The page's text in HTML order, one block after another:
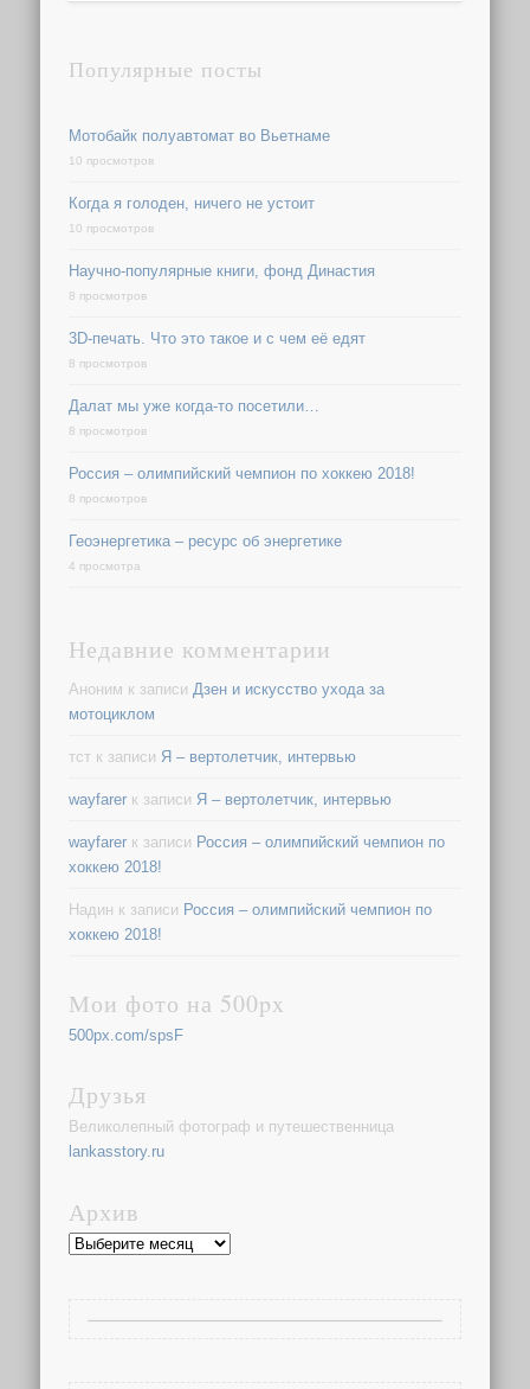
Популярные посты
Мотобайк полуавтомат во Вьетнаме
10 просмотров
Когда я голоден, ничего не устоит
10 просмотров
Научно-популярные книги, фонд Династия
8 просмотров
3D-печать. Что это такое и с чем её едят
8 просмотров
Далат мы уже когда-то посетили…
8 просмотров
Россия – олимпийский чемпион по хоккею 2018!
8 просмотров
Геоэнергетика – ресурс об энергетике
4 просмотра
Недавние комментарии
Аноним к записиДзен и искусство ухода за
мотоциклом
тст к записи Я – вертолетчик, интервью
wayfarer к записи Я – вертолетчик, интервью
wayfarer к записи Россия – олимпийский чемпион по
хоккею 2018!
Надин к записи Россия – олимпийский чемпион по
хоккею 2018!
Мои фото на 500px
500px.com/spsF
Друзья
Великолепный фотограф и путешественница
lankasstory.ru
Архив
Архив